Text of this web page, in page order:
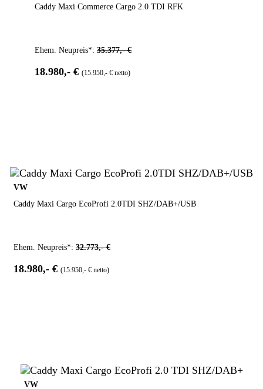
Caddy Maxi Commerce Cargo 2.0 TDI RFK
Ehem. Neupreis*: 35.377,- €
18.980,- € (15.950,- € netto)
VW
Caddy Maxi Cargo EcoProfi 2.0TDI SHZ/DAB+/USB
Ehem. Neupreis*: 32.773,- €
18.980,- € (15.950,- € netto)
VW